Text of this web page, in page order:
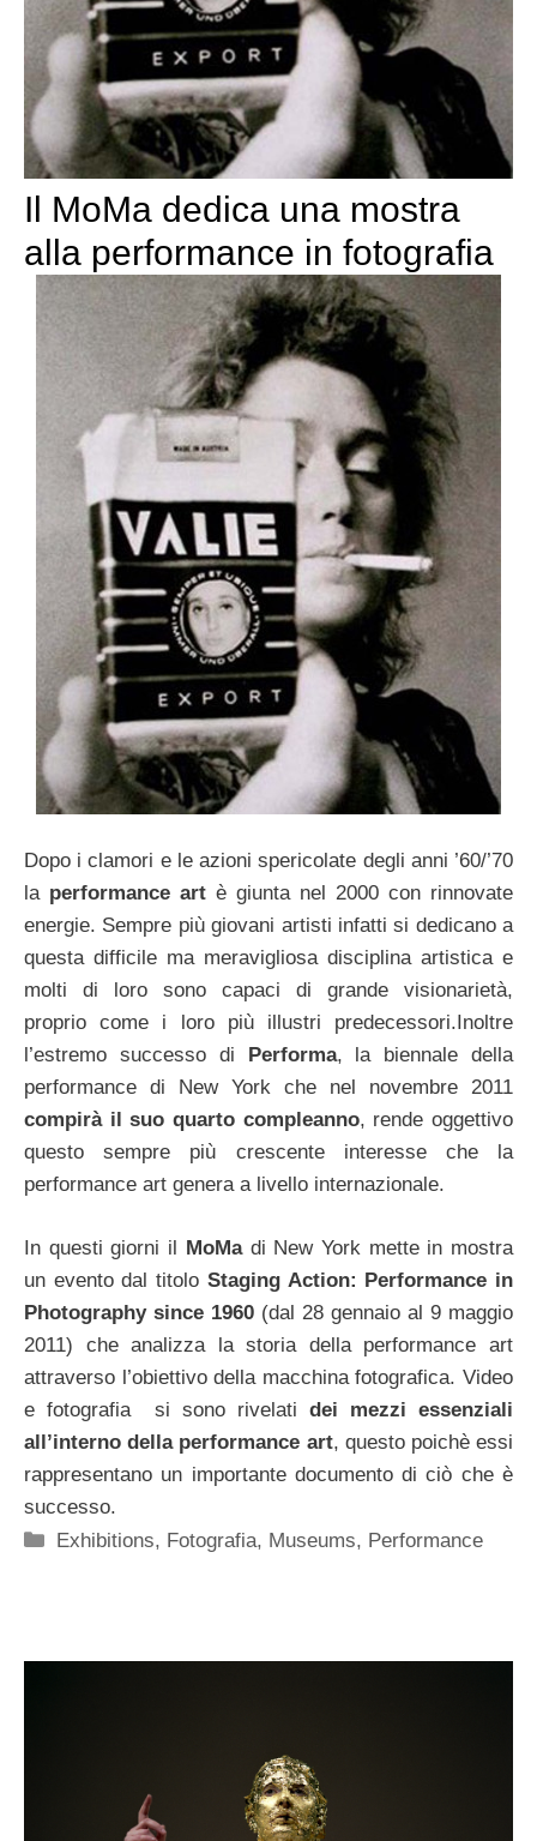
Il MoMa dedica una mostra
alla performance in fotografia
Dopo i clamori e le azioni spericolate degli anni ’60/’70
la performance art è giunta nel 2000 con rinnovate
energie. Sempre più giovani artisti infatti si dedicano a
questa difficile ma meravigliosa disciplina artistica e
molti di loro sono capaci di grande visionarietà,
proprio come i loro più illustri predecessori.Inoltre
l’estremo successo di
Performa, la biennale della
performance di New York che nel novembre 2011
compirà il suo quarto compleanno, rende oggettivo
questo sempre più crescente interesse che la
performance art genera a livello internazionale.
In questi giorni il MoMadi New York mette in mostra
un evento dal titolo Staging Action: Performance in
Photography since 1960 (dal 28 gennaio al 9 maggio
2011) che analizza la storia della performance art
attraverso l’obiettivo della macchina fotografica. Video
e fotografia si sono rivelati dei mezzi essenziali
all’interno della performance art, questo poichè essi
rappresentano un importante documento di ciò che è
successo.
Categorie
Exhibitions, Fotografia, Museums, Performance